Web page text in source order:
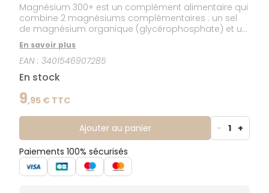
Magnésium 300+ est un complément alimentaire qui
combine 2 magnésiums complémentaires : un sel
de magnésium organique (glycérophosphate) et un
sel de magnésium riche en magnésium élément
(carbonate) pour un apport quotidien optimal. Le
magnésium et la vitamine B6 contenus dans
Magnésium 300+ contribuent à réduire la fatigue et
au fonctionnement normal du système nerveux. Le
magnésium contribue également à une fonction
musculaire normale.
En savoir plus
EAN :3401546907285
En stock
9,95 € TTC
Ajouter au panier - 1 +
Paiements 100% sécurisés